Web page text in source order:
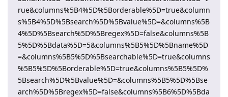
rue&columns%5B4%5D%5Borderable%5D=true&column
s%5B4%5D%5Bsearch%5D%5Bvalue%5D=&columns%5B
4%5D%5Bsearch%5D%5Bregex%5D=false&columns%5B
5%5D%5Bdata%5D=5&columns%5B5%5D%5Bname%5D
=&columns%5B5%5D%5Bsearchable%5D=true&columns
%5B5%5D%5Borderable%5D=true&columns%5B5%5D%
5Bsearch%5D%5Bvalue%5D=&columns%5B5%5D%5Bse
arch%5D%5Bregex%5D=false&columns%5B6%5D%5Bda